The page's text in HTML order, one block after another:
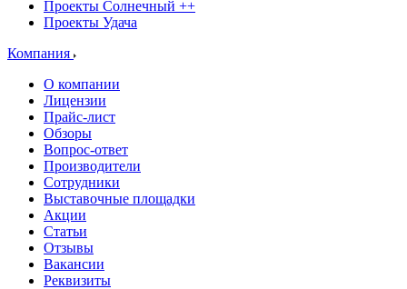
Проекты Солнечный ++
Проекты Удача
Компания
О компании
Лицензии
Прайс-лист
Обзоры
Вопрос-ответ
Производители
Сотрудники
Выставочные площадки
Акции
Статьи
Отзывы
Вакансии
Реквизиты